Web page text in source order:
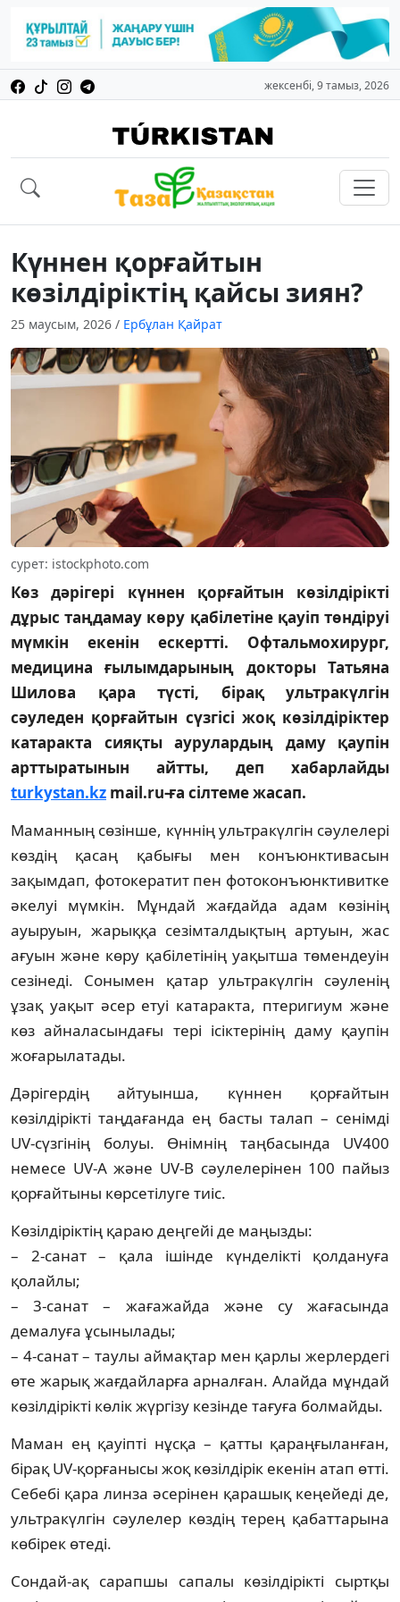
жексенбі, 9 тамыз, 2026
Күннен қорғайтын
көзілдіріктің қайсы зиян?
25 маусым, 2026 / Ербұлан Қайрат
сурет: istockphoto.com
Көз дәрігері күннен қорғайтын көзілдірікті
дұрыс таңдамау көру қабілетіне қауіп төндіруі
мүмкін екенін ескертті. Офтальмохирург,
медицина ғылымдарының докторы Татьяна
Шилова қара түсті, бірақ ультракүлгін
сәуледен қорғайтын сүзгісі жоқ көзілдіріктер
катаракта сияқты аурулардың даму қаупін
арттыратынын айтты, деп хабарлайды
turkystan.kz mail.ru-ға сілтеме жасап.
Маманның сөзінше, күннің ультракүлгін сәулелері
көздің қасаң қабығы мен конъюнктивасын
зақымдап, фотокератит пен фотоконъюнктивитке
әкелуі мүмкін. Мұндай жағдайда адам көзінің
ауыруын, жарыққа сезімталдықтың артуын, жас
ағуын және көру қабілетінің уақытша төмендеуін
сезінеді. Сонымен қатар ультракүлгін сәуленің
ұзақ уақыт әсер етуі катаракта, птеригиум және
көз айналасындағы тері ісіктерінің даму қаупін
жоғарылатады.
Дәрігердің айтуынша, күннен қорғайтын
көзілдірікті таңдағанда ең басты талап – сенімді
UV-сүзгінің болуы. Өнімнің таңбасында UV400
немесе UV-A және UV-B сәулелерінен 100 пайыз
қорғайтыны көрсетілуге тиіс.
Көзілдіріктің қараю деңгейі де маңызды:
– 2-санат – қала ішінде күнделікті қолдануға
қолайлы;
– 3-санат – жағажайда және су жағасында
демалуға ұсынылады;
– 4-санат – таулы аймақтар мен қарлы жерлердегі
өте жарық жағдайларға арналған. Алайда мұндай
көзілдірікті көлік жүргізу кезінде тағуға болмайды.
Маман ең қауіпті нұсқа – қатты қараңғыланған,
бірақ UV-қорғанысы жоқ көзілдірік екенін атап өтті.
Себебі қара линза әсерінен қарашық кеңейеді де,
ультракүлгін сәулелер көздің терең қабаттарына
көбірек өтеді.
Сондай-ақ сарапшы сапалы көзілдірікті сыртқы